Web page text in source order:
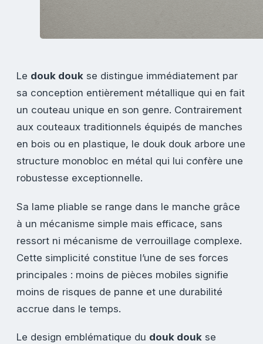
Le douk douk se distingue immédiatement par
sa conception entièrement métallique qui en fait
un couteau unique en son genre. Contrairement
aux couteaux traditionnels équipés de manches
en bois ou en plastique, le douk douk arbore une
structure monobloc en métal qui lui confère une
robustesse exceptionnelle.
Sa lame pliable se range dans le manche grâce
à un mécanisme simple mais efficace, sans
ressort ni mécanisme de verrouillage complexe.
Cette simplicité constitue l’une de ses forces
principales : moins de pièces mobiles signifie
moins de risques de panne et une durabilité
accrue dans le temps.
Le design emblématique du douk douk se